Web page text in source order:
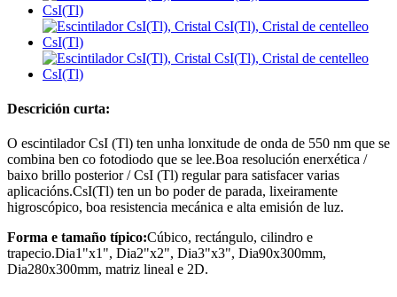
Descrición curta:
O escintilador CsI (Tl) ten unha lonxitude de onda de 550 nm que se
combina ben co fotodiodo que se lee.Boa resolución enerxética /
baixo brillo posterior / CsI (Tl) regular para satisfacer varias
aplicacións.CsI(Tl) ten un bo poder de parada, lixeiramente
higroscópico, boa resistencia mecánica e alta emisión de luz.
Forma e tamaño típico:Cúbico, rectángulo, cilindro e
trapecio.Dia1"x1", Dia2"x2", Dia3"x3", Dia90x300mm,
Dia280x300mm, matriz lineal e 2D.